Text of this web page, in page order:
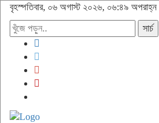
বৃহস্পতিবার, ০৬ অগাস্ট ২০২৬, ০৬:৪৯ অপরাহ্ন
সার্চ